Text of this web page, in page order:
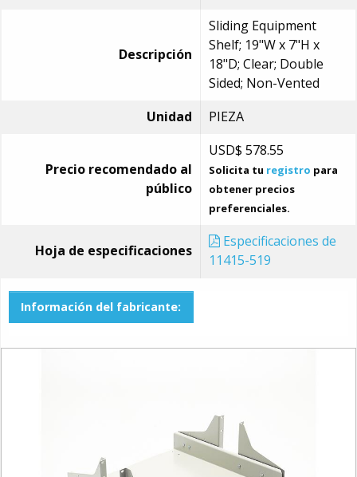
Descripción
Sliding Equipment
Shelf; 19"W x 7"H x
18"D; Clear; Double
Sided; Non-Vented
Unidad
PIEZA
Precio recomendado al
público
USD$ 578.55
Solicita tu registro para
obtener precios
preferenciales.
Hoja de especificaciones
Especificaciones de
11415-519
Información del fabricante: